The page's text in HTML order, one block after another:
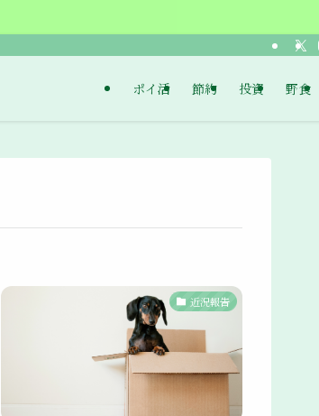
ポイ活 節約 投資 野食
近況報告